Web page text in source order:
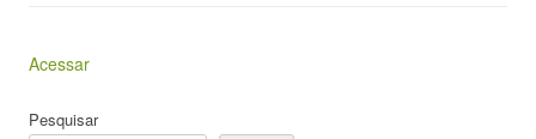
Acessar
Pesquisar